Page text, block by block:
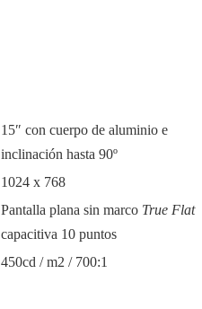
15″ con cuerpo de aluminio e
inclinación hasta 90º
1024 x 768
Pantalla plana sin marco True Flat
capacitiva 10 puntos
450cd / m2 / 700:1